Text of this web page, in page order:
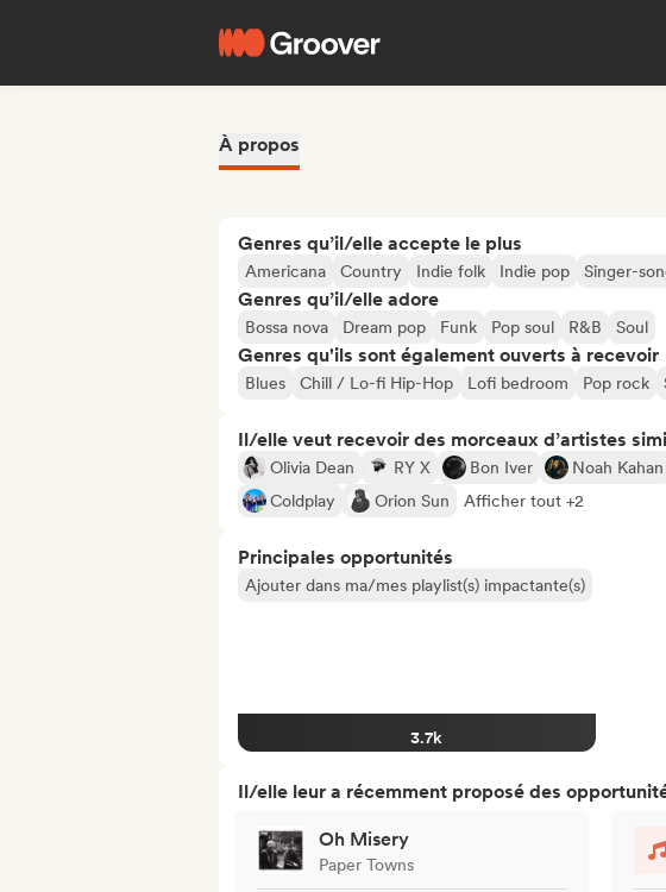
À propos
Genres qu’il/elle accepte le plus
Americana Country Indie folk Indie pop Singer-
Genres qu’il/elle adore
Bossa nova Dream pop Funk Pop soul R&B Soul
Genres qu'ils sont également ouverts à recevoir
Blues Chill / Lo-fi Hip-Hop Lofi bedroom Pop rock
Il/elle veut recevoir des morceaux d’artistes
Olivia Dean RY X Bon Iver Noah Kahan
Coldplay
Orion Sun Afficher tout +2
Principales opportunités
Ajouter dans ma/mes playlist(s) impactante(s)
3.7k
Il/elle leur a récemment proposé des
Oh Misery
Paper Towns